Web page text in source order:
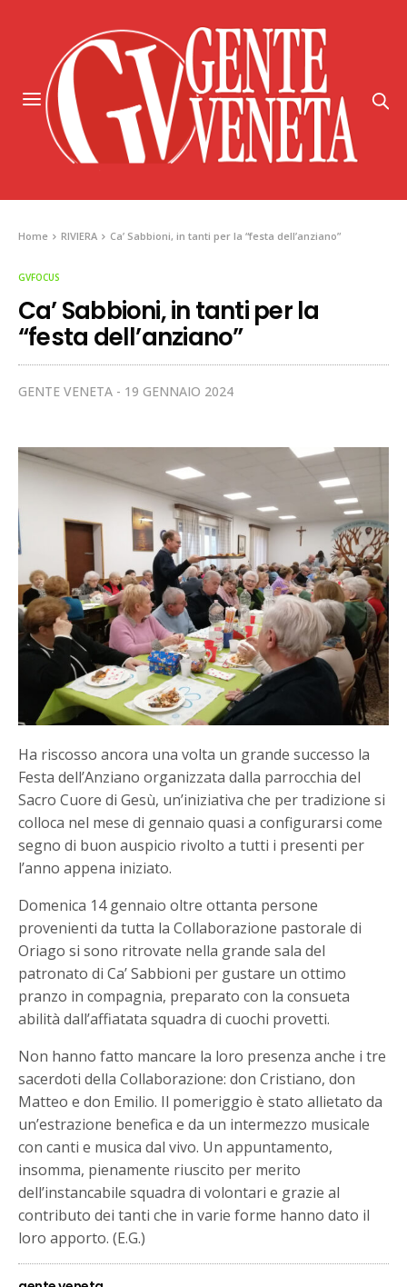
Home RIVIERA Ca’ Sabbioni, in tanti per la “festa dell’anziano”
GVFOCUS
Ca’ Sabbioni, in tanti per la
“festa dell’anziano”
GENTE VENETA 19 GENNAIO 2024
Ha riscosso ancora una volta un grande successo la
Festa dell’Anziano organizzata dalla parrocchia del
Sacro Cuore di Gesù, un’iniziativa che per tradizione si
colloca nel mese di gennaio quasi a configurarsi come
segno di buon auspicio rivolto a tutti i presenti per
l’anno appena iniziato.
Domenica 14 gennaio oltre ottanta persone
provenienti da tutta la Collaborazione pastorale di
Oriago si sono ritrovate nella grande sala del
patronato di Ca’ Sabbioni per gustare un ottimo
pranzo in compagnia, preparato con la consueta
abilità dall’affiatata squadra di cuochi provetti.
Non hanno fatto mancare la loro presenza anche i tre
sacerdoti della Collaborazione: don Cristiano, don
Matteo e don Emilio. Il pomeriggio è stato allietato da
un’estrazione benefica e da un intermezzo musicale
con canti e musica dal vivo. Un appuntamento,
insomma, pienamente riuscito per merito
dell’instancabile squadra di volontari e grazie al
contributo dei tanti che in varie forme hanno dato il
loro apporto. (E.G.)